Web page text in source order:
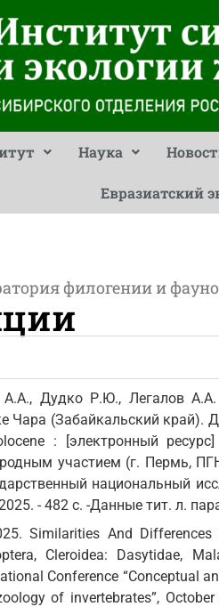
Наука
Евразиатский
филогении и
А.А., Дудко Р.Ю., Легалов
Чара (Забайкальский край).
: [электронный
участием (г. Пермь,
национальный
- 482 с. -Данные тит. л.
Similarities And
Cleroidea: Dasytidae,
Conference “Conceptual
of invertebrates”,